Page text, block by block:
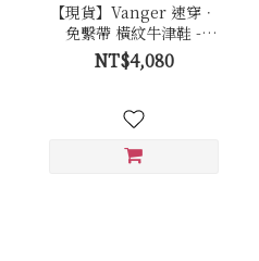
【現貨】Vanger 速穿．
免繫帶 橫紋牛津鞋 -
Va301咖
NT$4,080